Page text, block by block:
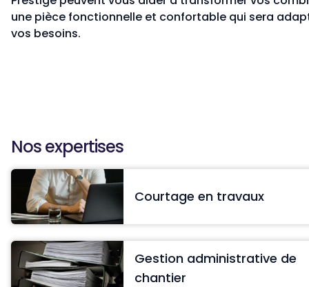
une pièce fonctionnelle et confortable qui sera
vos besoins.
Nos expertises
Courtage en travaux
Gestion administrative de
chantier